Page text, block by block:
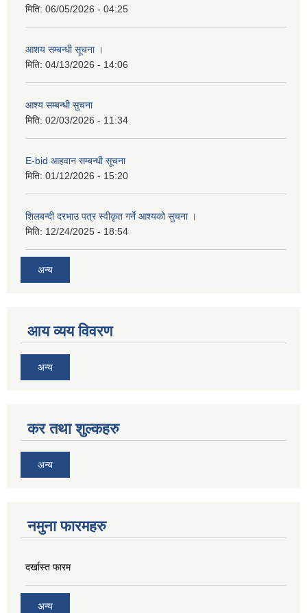
मिति: 06/05/2026 - 04:25
आशय सम्बन्धी सूचना ।
मिति: 04/13/2026 - 14:06
आश्य सम्बन्धी सुचना
मिति: 02/03/2026 - 11:34
E-bid आहवान सम्बन्धी सूचना
मिति: 01/12/2026 - 15:20
शिलबन्दी दरभाउ पत्र स्वीकृत गर्ने आश्यको सुचना ।
मिति: 12/24/2025 - 18:54
अन्य
आय व्यय विवरण
अन्य
कर तथा शुल्कहरु
अन्य
नमुना फारमहरु
दर्खास्त फारम
अन्य